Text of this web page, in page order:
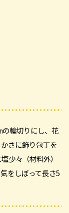
輪切りにし、花
さに飾り包丁を
少々（材料外）
をしぼって長さ5